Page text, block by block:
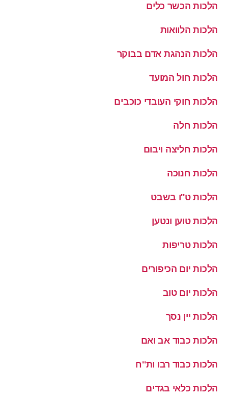
הלכות הכשר כלים
הלכות הלוואות
הלכות הנהגת אדם בבוקר
הלכות חול המועד
הלכות חוקי העובדי כוכבים
הלכות חלה
הלכות חליצה ויבום
הלכות חנוכה
הלכות ט''ו בשבט
הלכות טוען ונטען
הלכות טריפות
הלכות יום הכיפורים
הלכות יום טוב
הלכות יין נסך
הלכות כבוד אב ואם
הלכות כבוד רבו ות''ח
הלכות כלאי בגדים